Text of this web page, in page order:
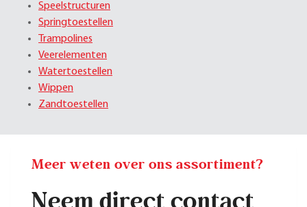
Speelstructuren
Springtoestellen
Trampolines
Veerelementen
Watertoestellen
Wippen
Zandtoestellen
Meer weten over ons assortiment?